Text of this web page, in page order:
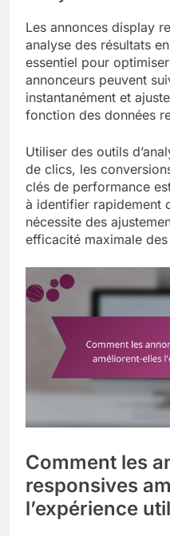
Les annonces display
analyse des résultats
essentiel pour
annonceurs peuvent
instantanément et
fonction des données
Utiliser des outils
de clics, les
clés de performance
à identifier rapidement
nécessite des
efficacité maximale
Comment les
responsives
l’expérience